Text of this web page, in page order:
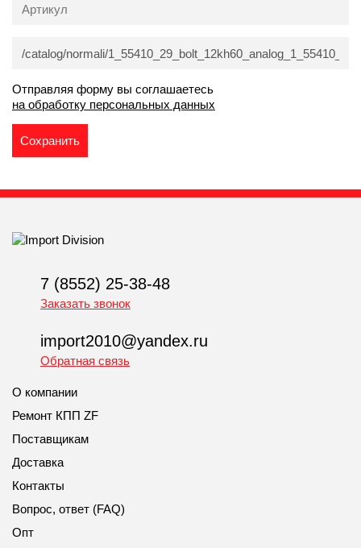
Отправляя форму вы соглашаетесь
на обработку персональных данных
7 (8552) 25-38-48
Заказать звонок
import2010@yandex.ru
Обратная связь
О компании
Ремонт КПП ZF
Поставщикам
Доставка
Контакты
Вопрос, ответ (FAQ)
Опт